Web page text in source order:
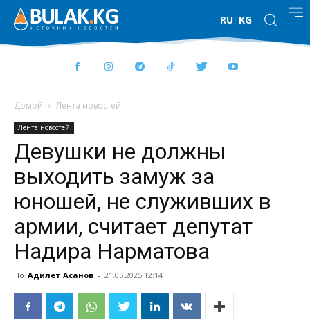
RU KG
Домой Лента новостей
Лента новостей
Девушки не должны
выходить замуж за
юношей, не служивших в
армии, считает депутат
Надира Нарматова
По Адилет Асанов - 21.05.2025 12:14